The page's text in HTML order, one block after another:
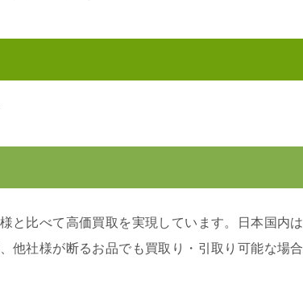
と比べて高価買取を実現しています。日本国内は
他社様が断るお品でも買取り・引取り可能な場合